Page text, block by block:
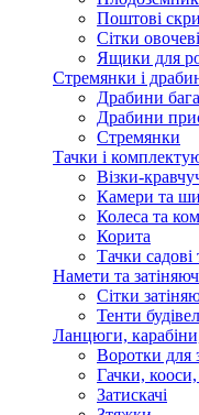
Поштові
Сітки овочеві
Ящики для
Стремянки і
Драбини
Драбини
Стремянки
Тачки і
Візки-
Камери та
Колеса та
Корита
Тачки садові
Намети та
Сітки
Тенти
Ланцюги,
Воротки для
Гачки,
Затискачі